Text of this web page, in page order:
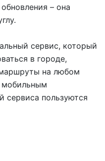
– она
сервис, который
в городе,
на любом
мобильным
сервиса пользуются